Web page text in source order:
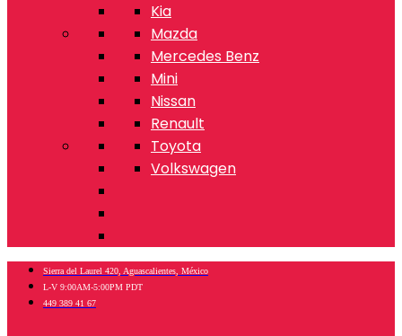
Kia
Mazda
Mercedes Benz
Mini
Nissan
Renault
Toyota
Volkswagen
Sierra del Laurel 420, Aguascalientes, México
L-V 9:00AM-5:00PM PDT
449 389 41 67